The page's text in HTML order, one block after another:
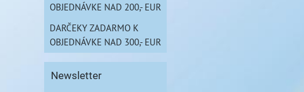
OBJEDNÁVKE NAD 200,- EUR
DARČEKY ZADARMO K
OBJEDNÁVKE NAD 300,- EUR
Newsletter